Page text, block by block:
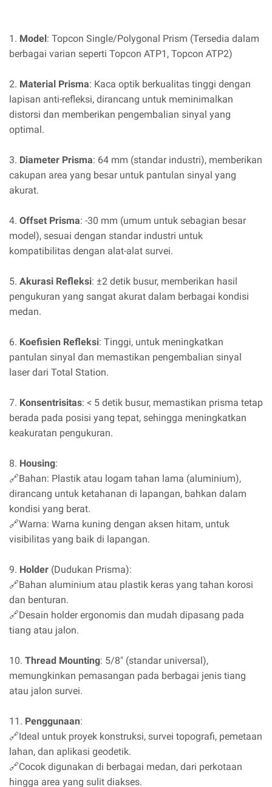
1. Model: Topcon Single/Polygonal Prism (Tersedia dalam
berbagai varian seperti Topcon ATP1, Topcon ATP2)
2. Material Prisma: Kaca optik berkualitas tinggi dengan
lapisan anti-refleksi, dirancang untuk meminimalkan
distorsi dan memberikan pengembalian sinyal yang
optimal.
3. Diameter Prisma: 64 mm (standar industri), memberikan
cakupan area yang besar untuk pantulan sinyal yang
akurat.
4. Offset Prisma: -30 mm (umum untuk sebagian besar
model), sesuai dengan standar industri untuk
kompatibilitas dengan alat-alat survei.
5. Akurasi Refleksi: ±2 detik busur, memberikan hasil
pengukuran yang sangat akurat dalam berbagai kondisi
medan.
6. Koefisien Refleksi: Tinggi, untuk meningkatkan
pantulan sinyal dan memastikan pengembalian sinyal
laser dari Total Station.
7. Konsentrisitas: < 5 detik busur, memastikan prisma tetap
berada pada posisi yang tepat, sehingga meningkatkan
keakuratan pengukuran.
8. Housing:
🔗Bahan: Plastik atau logam tahan lama (aluminium),
dirancang untuk ketahanan di lapangan, bahkan dalam
kondisi yang berat.
🔗Warna: Warna kuning dengan aksen hitam, untuk
visibilitas yang baik di lapangan.
9. Holder (Dudukan Prisma):
🔗Bahan aluminium atau plastik keras yang tahan korosi
dan benturan.
🔗Desain holder ergonomis dan mudah dipasang pada
tiang atau jalon.
10. Thread Mounting: 5/8" (standar universal),
memungkinkan pemasangan pada berbagai jenis tiang
atau jalon survei.
11. Penggunaan:
🔗Ideal untuk proyek konstruksi, survei topografi, pemetaan
lahan, dan aplikasi geodetik.
🔗Cocok digunakan di berbagai medan, dari perkotaan
hingga area yang sulit diakses.